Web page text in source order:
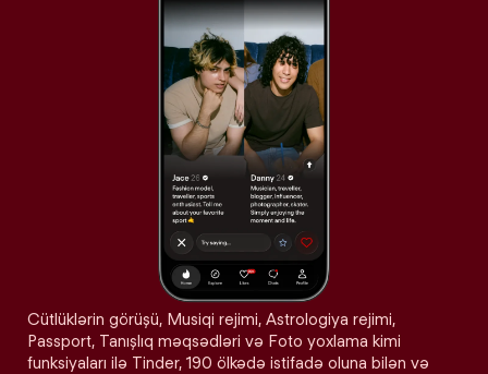
Cütlüklərin görüşü, Musiqi rejimi, Astrologiya rejimi,
Passport, Tanışlıq məqsədləri və Foto yoxlama kimi
funksiyaları ilə Tinder, 190 ölkədə istifadə oluna bilən və